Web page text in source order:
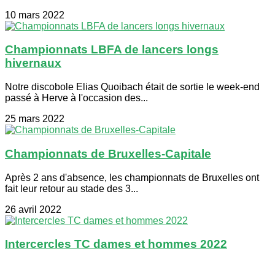
10 mars 2022
Championnats LBFA de lancers longs
hivernaux
Notre discobole Elias Quoibach était de sortie le week-end
passé à Herve à l'occasion des...
25 mars 2022
Championnats de Bruxelles-Capitale
Après 2 ans d'absence, les championnats de Bruxelles ont
fait leur retour au stade des 3...
26 avril 2022
Intercercles TC dames et hommes 2022